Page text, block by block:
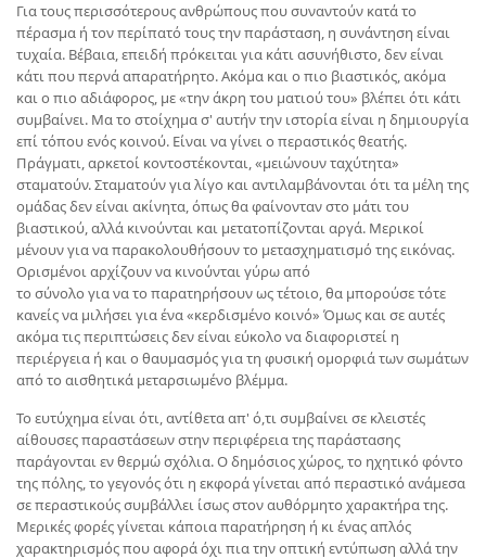
Για τους περισσότερους ανθρώπους που συναντούν κατά το
πέρασμα ή τον περίπατό τους την παράσταση, η συνάντηση είναι
τυχαία. Βέβαια, επειδή πρόκειται για κάτι ασυνήθιστο, δεν είναι
κάτι που περνά απαρατήρητο. Ακόμα και ο πιο βιαστικός, ακόμα
και ο πιο αδιάφορος, με «την άκρη του ματιού του» βλέπει ότι κάτι
συμβαίνει. Μα το στοίχημα σ' αυτήν την ιστορία είναι η δημιουργία
επί τόπου ενός κοινού. Είναι να γίνει ο περαστικός θεατής.
Πράγματι, αρκετοί κοντοστέκονται, «μειώνουν ταχύτητα»
σταματούν. Σταματούν για λίγο και αντιλαμβάνονται ότι τα μέλη της
ομάδας δεν είναι ακίνητα, όπως θα φαίνονταν στο μάτι του
βιαστικού, αλλά κινούνται και μετατοπίζονται αργά. Μερικοί
μένουν για να παρακολουθήσουν το μετασχηματισμό της εικόνας.
Ορισμένοι αρχίζουν να κινούνται γύρω από
το σύνολο για να το παρατηρήσουν ως τέτοιο, θα μπορούσε τότε
κανείς να μιλήσει για ένα «κερδισμένο κοινό» Όμως και σε αυτές
ακόμα τις περιπτώσεις δεν είναι εύκολο να διαφοριστεί η
περιέργεια ή και ο θαυμασμός για τη φυσική ομορφιά των σωμάτων
από το αισθητικά μεταρσιωμένο βλέμμα.
Το ευτύχημα είναι ότι, αντίθετα απ' ό,τι συμβαίνει σε κλειστές
αίθουσες παραστάσεων στην περιφέρεια της παράστασης
παράγονται εν θερμώ σχόλια. Ο δημόσιος χώρος, το ηχητικό φόντο
της πόλης, το γεγονός ότι η εκφορά γίνεται από περαστικό ανάμεσα
σε περαστικούς συμβάλλει ίσως στον αυθόρμητο χαρακτήρα της.
Μερικές φορές γίνεται κάποια παρατήρηση ή κι ένας απλός
χαρακτηρισμός που αφορά όχι πια την οπτική εντύπωση αλλά την